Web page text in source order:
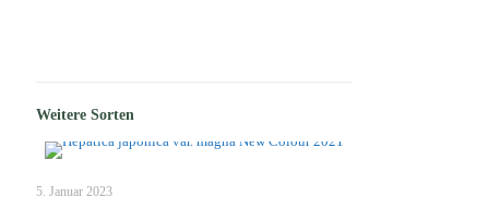
Weitere Sorten
5. Januar 2023